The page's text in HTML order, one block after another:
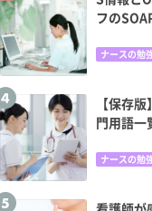
フの
ナースの勉
【保存
門用語一
ナースの勉